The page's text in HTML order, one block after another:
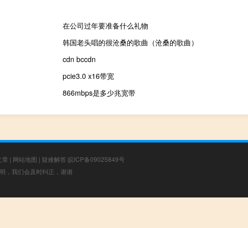
在公司过年要准备什么礼物
韩国老头唱的很沧桑的歌曲（沧桑的歌曲）
cdn bccdn
pcie3.0 x16带宽
866mbps是多少兆宽带
章 | 网站地图 | 疑难解答 皖ICP备09025849号
，我们会及时纠正，谢谢